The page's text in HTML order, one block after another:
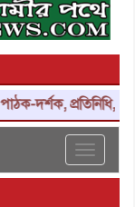
প্রতিনিধি,
Toggle